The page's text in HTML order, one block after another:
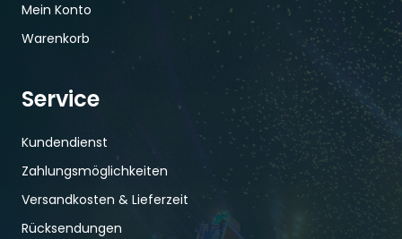
Mein Konto
Warenkorb
Service
Kundendienst
Zahlungsmöglichkeiten
Versandkosten & Lieferzeit
Rücksendungen